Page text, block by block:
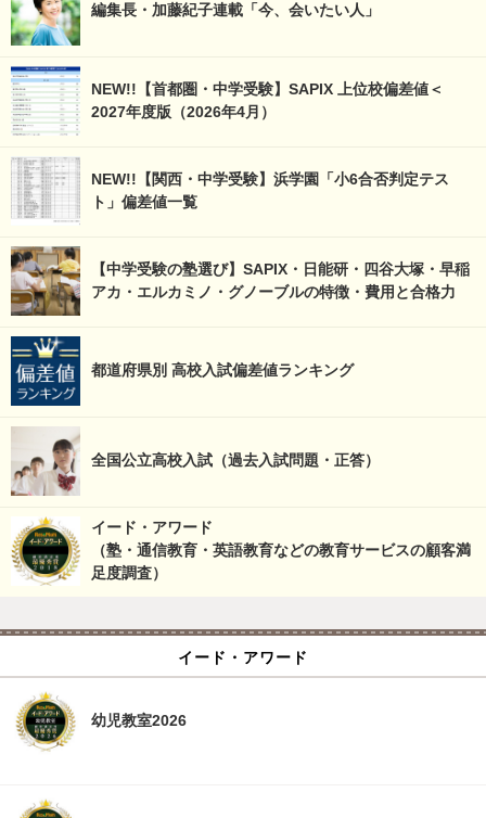
編集長・加藤紀子連載「今、会いたい人」
NEW!!【首都圏・中学受験】SAPIX 上位校偏差値＜
2027年度版（2026年4月）
NEW!!【関西・中学受験】浜学園「小6合否判定テス
ト」偏差値一覧
【中学受験の塾選び】SAPIX・日能研・四谷大塚・早稲
アカ・エルカミノ・グノーブルの特徴・費用と合格力
都道府県別 高校入試偏差値ランキング
全国公立高校入試（過去入試問題・正答）
イード・アワード
（塾・通信教育・英語教育などの教育サービスの顧客満
足度調査）
イード・アワード
幼児教室2026